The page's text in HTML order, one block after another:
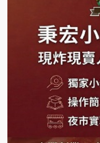
莫尼早餐Morni加盟
手作功夫茶加盟說明
SHARE TEA歇腳亭
潮味決-湯滷專門店